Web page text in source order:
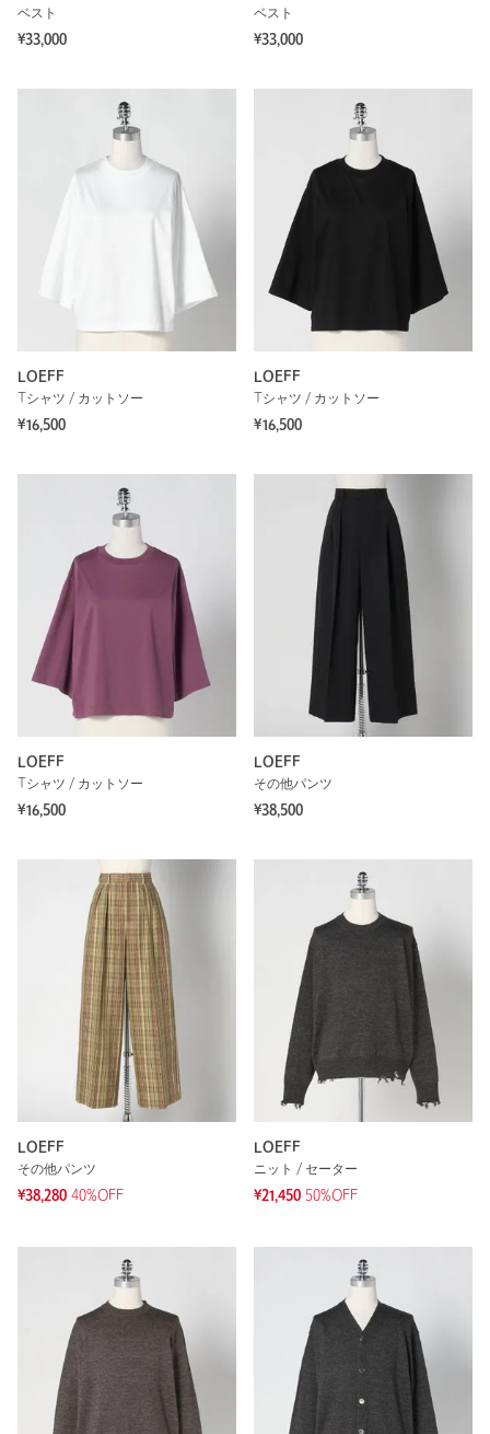
ベスト
¥33,000
ベスト
¥33,000
LOEFF
Tシャツ / カットソー
¥16,500
LOEFF
Tシャツ / カットソー
¥16,500
LOEFF
Tシャツ / カットソー
¥16,500
LOEFF
その他パンツ
¥38,500
LOEFF
その他パンツ
¥38,280 40%OFF
LOEFF
ニット / セーター
¥21,450 50%OFF